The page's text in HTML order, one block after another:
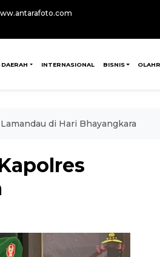
INTERNASIONAL BISNIS
di Hari Bhayangkara